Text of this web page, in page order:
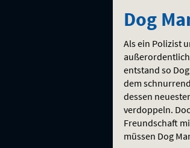
Dog
Man:
Wau
gegen
Miau
Dog
Als ein Polizist
entstand so
dem
dessen
verdoppeln.
Freundschaft
müssen Dog